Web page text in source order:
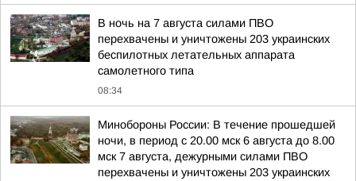
В ночь на 7 августа силами ПВО
перехвачены и уничтожены 203 украинских
беспилотных летательных аппарата
самолетного типа
08:34
Минобороны России: В течение прошедшей
ночи, в период с 20.00 мск 6 августа до 8.00
мск 7 августа, дежурными силами ПВО
перехвачены и уничтожены 203 украинских